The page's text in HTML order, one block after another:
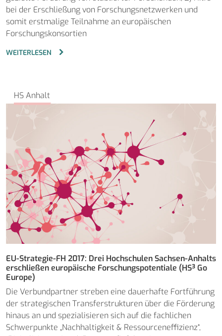
bei der Erschließung von Forschungsnetzwerken und
somit erstmalige Teilnahme an europäischen
Forschungskonsortien
WEITERLESEN
HS Anhalt
EU-Strategie-FH 2017: Drei Hochschulen Sachsen-Anhalts
erschließen europäische Forschungspotentiale (HS³ Go
Europe)
Die Verbundpartner streben eine dauerhafte Fortführung
der strategischen Transferstrukturen über die Förderung
hinaus an und spezialisieren sich auf die fachlichen
Schwerpunkte „Nachhaltigkeit & Ressourceneffizienz“,